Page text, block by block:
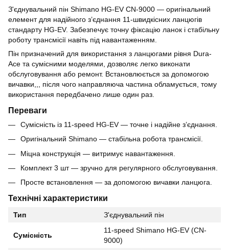
З'єднувальний пін Shimano HG-EV CN-9000 — оригінальний
елемент для надійного з’єднання 11-швидкісних ланцюгів
стандарту HG-EV. Забезпечує точну фіксацію ланок і стабільну
роботу трансмісії навіть під навантаженням.
Пін призначений для використання з ланцюгами рівня Dura-
Ace та сумісними моделями, дозволяє легко виконати
обслуговування або ремонт. Встановлюється за допомогою
вичавки,,, після чого направляюча частина обламується, тому
використання передбачено лише один раз.
Переваги
Сумісність із 11-speed HG-EV — точне і надійне з’єднання.
Оригінальний Shimano — стабільна робота трансмісії.
Міцна конструкція — витримує навантаження.
Комплект 3 шт — зручно для регулярного обслуговування.
Просте встановлення — за допомогою вичавки ланцюга.
Технічні характеристики
Тип З'єднувальний пін
Сумісність
11-speed Shimano HG-EV (CN-
9000)